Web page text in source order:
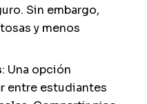
Sin embargo,
y menos
: Una opción
entre estudiantes